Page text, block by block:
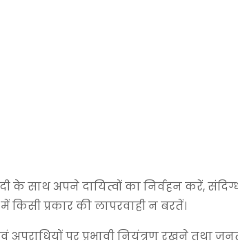
के साथ अपने दायित्वों का निर्वहन करें,
प्रकार की लापरवाही न बरतें।
पर प्रभावी नियंत्रण रखने तथा